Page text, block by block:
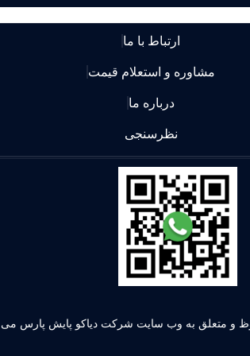
ارتباط با ما
مشاوره و استعلام قیمت
درباره ما
نظرسنجی
و متعلق به وب سایت شرکت دیاکو پایش پارس می